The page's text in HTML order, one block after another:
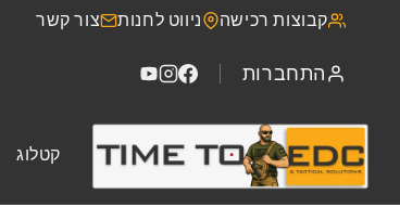
קבוצות רכישה ניווט לחנות צור קשר
התחברות
דילוג
לתוכן
קטלוג